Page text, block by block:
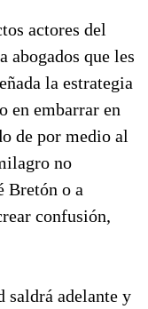
actores del
abogados que les
la estrategia
en embarrar en
de por medio al
no
Bretón o a
confusión,
saldrá adelante y